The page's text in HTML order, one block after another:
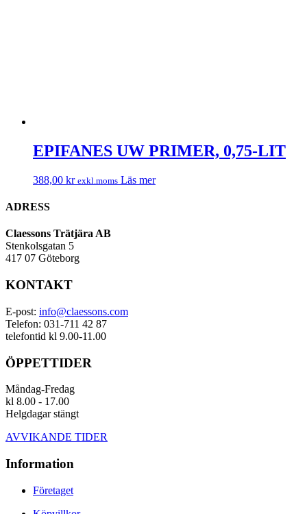
EPIFANES UW PRIMER, 0,75-LIT
388,00 kr exkl.moms Läs mer
ADRESS
Claessons Trätjära AB
Stenkolsgatan 5
417 07 Göteborg
KONTAKT
E-post: info@claessons.com
Telefon: 031-711 42 87
telefontid kl 9.00-11.00
ÖPPETTIDER
Måndag-Fredag
kl 8.00 - 17.00
Helgdagar stängt
AVVIKANDE TIDER
Information
Företaget